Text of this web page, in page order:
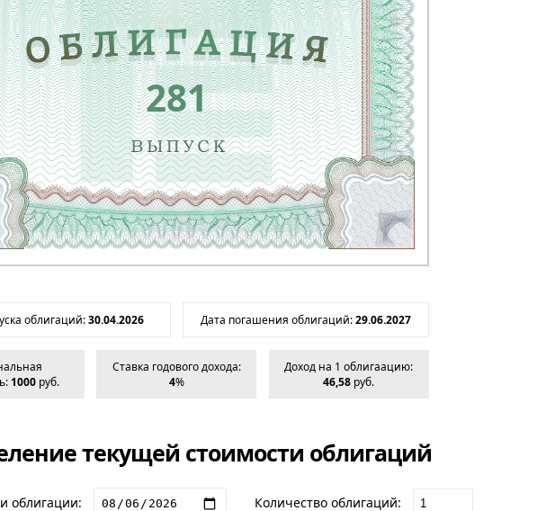
281
облигаций:30.04.2026 Дата погашения облигаций:29.06.2027
1000руб.
Ставка годового дохода:
4%
Доход на 1 облигаацию:
46,58 руб.
текущей стоимости облигаций
облигации: Количество облигаций: